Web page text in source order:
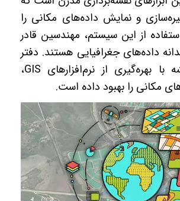
و نمایش داده‌های مکانی را
از این سیستم، مهندسین قادر
داده‌های جغرافیایی هستند. دفتر
با بهره‌گیری از نرم‌افزارهای
،
مکانی را بهبود داده است.